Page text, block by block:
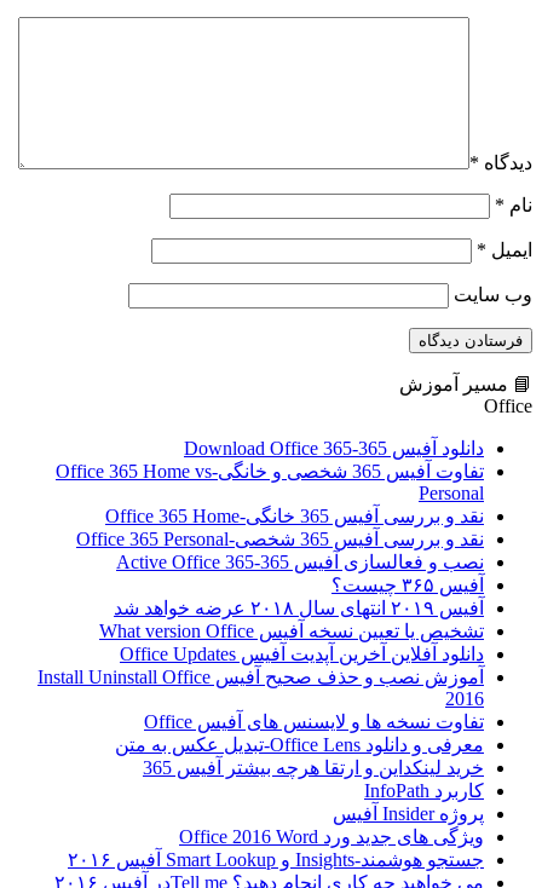
دیدگاه *
نام *
ایمیل *
وب‌ سایت
📘 مسیر آموزش
Office
دانلود آفیس 365-Download Office 365
تفاوت آفیس 365 شخصی و خانگی-Office 365 Home vs
Personal
نقد و بررسی آفیس 365 خانگی-Office 365 Home
نقد و بررسی آفیس 365 شخصی-Office 365 Personal
نصب و فعالسازی آفیس 365-Active Office 365
آفیس ۳۶۵ چیست؟
آفیس ۲۰۱۹ انتهای سال ۲۰۱۸ عرضه خواهد شد
تشخیص یا تعیین نسخه آفیس What version Office
دانلود آفلاین آخرین آپدیت آفیس Office Updates
آموزش نصب و حذف صحیح آفیس Install Uninstall Office
2016
تفاوت نسخه ها و لایسنس های آفیس Office
معرفی و دانلود Office Lens-تبدیل عکس به متن
خرید لینکداین و ارتقا هرچه بیشتر آفیس 365
کاربرد InfoPath
پروژه Insider آفیس
ویژگی های جدید ورد Office 2016 Word
جستجو هوشمند-Insights و Smart Lookup آفیس ۲۰۱۶
می خواهید چه کاری انجام دهید؟ Tell meدر آفیس ۲۰۱۶